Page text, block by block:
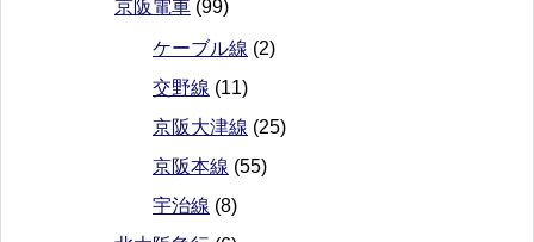
京阪電車 (99)
ケーブル線 (2)
交野線 (11)
京阪大津線 (25)
京阪本線 (55)
宇治線 (8)